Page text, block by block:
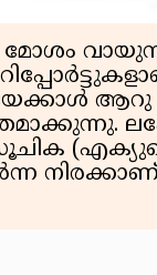
മോശം
ആറു